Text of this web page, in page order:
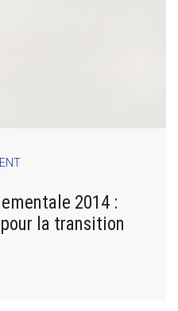
2014 :
la transition